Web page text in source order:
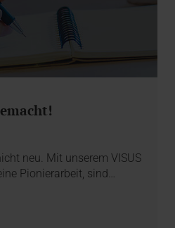
neu. Mit unserem VISUS
Pionierarbeit, sind…